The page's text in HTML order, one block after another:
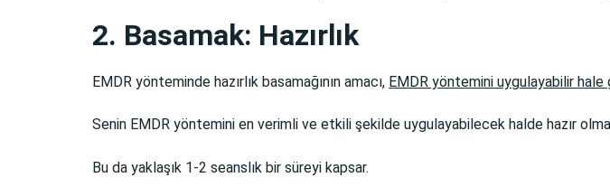
2. Basamak: Hazırlık
EMDR yönteminde hazırlık basamağının amacı, EMDR yöntemini uygulayabilir hale
Senin EMDR yöntemini en verimli ve etkili şekilde uygulayabilecek halde hazır
Bu da yaklaşık 1-2 seanslık bir süreyi kapsar.